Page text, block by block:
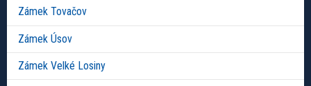
Zámek Tovačov
Zámek Úsov
Zámek Velké Losiny